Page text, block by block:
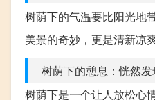
树荫下的气温要比阳光地
美景的奇妙，更是清新凉
树荫下的憩息：恍然
树荫下是一个让人放松心